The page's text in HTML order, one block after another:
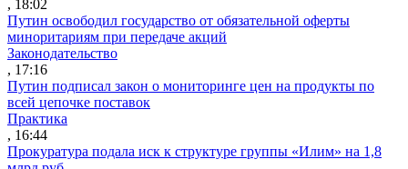
, 18:02
Путин освободил государство от обязательной оферты
миноритариям при передаче акций
Законодательство
, 17:16
Путин подписал закон о мониторинге цен на продукты по
всей цепочке поставок
Практика
, 16:44
Прокуратура подала иск к структуре группы «Илим» на 1,8